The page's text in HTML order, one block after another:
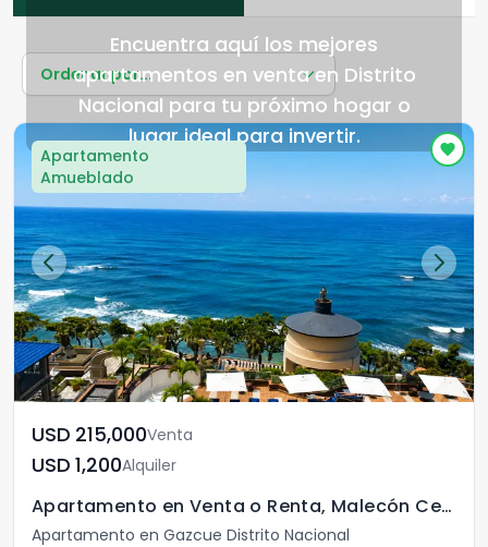
Encuentra aquí los mejores
apartamentos en venta en Distrito
Nacional para tu próximo hogar o
lugar ideal para invertir.
Ordenar por...
Apartamento
Amueblado
USD	215,000Venta
USD	1,200Alquiler
Apartamento en Venta o Renta, Malecón Center
Apartamento en Gazcue Distrito Nacional